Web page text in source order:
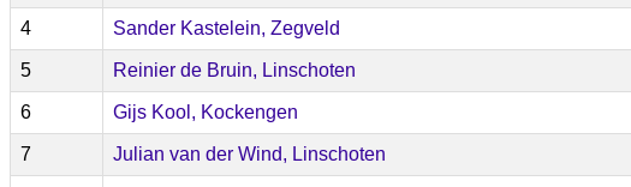
4 Sander Kastelein, Zegveld
5 Reinier de Bruin, Linschoten
6 Gijs Kool, Kockengen
7 Julian van der Wind, Linschoten